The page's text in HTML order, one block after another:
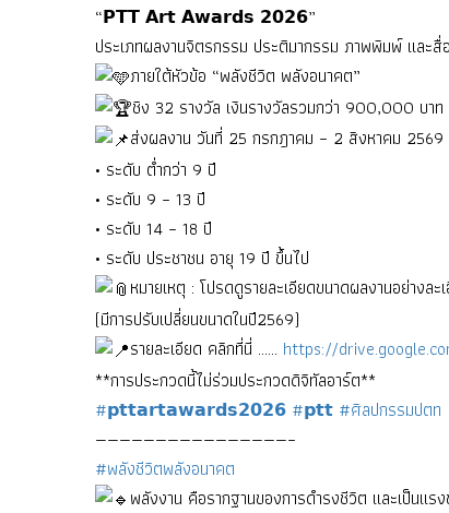
“𝗣𝗧𝗧 𝗔𝗿𝘁 𝗔𝘄𝗮𝗿𝗱𝘀 𝟮𝟬𝟮𝟲”
ประเภทผลงานจิตรกรรม ประติมากรรม ภาพพิมพ์ และสื่
ภายใต้หัวข้อ “พลังชีวิต พลังอนาคต”
ชิง 32 รางวัล เงินรางวัลรวมกว่า 900,000 บาท
ส่งผลงาน วันที่ 25 กรกฎาคม – 2 สิงหาคม 2569
• ระดับ ต่ำกว่า 9 ปี
• ระดับ 9 – 13 ปี
• ระดับ 14 – 18 ปี
• ระดับ ประชาชน อายุ 19 ปี ขึ้นไป
หมายเหตุ : โปรดดูรายละเอียดขนาดผลงานอย่างละ
(มีการปรับเปลี่ยนขนาดในปี2569)
รายละเอียด คลิกที่นี่ …… https://
**การประกวดนี้ไม่ร่วมประกวดดิจิทัลอาร์ต**
#𝗽𝘁𝘁𝗮𝗿𝘁𝗮𝘄𝗮𝗿𝗱𝘀𝟮𝟬𝟮𝟲 #𝗽𝘁𝘁 #ศิลปกรรมปตท
————————————————–
#พลังชีวิตพลังอนาคต
พลังงาน คือรากฐานของการดำรงชีวิต และเป็นแ